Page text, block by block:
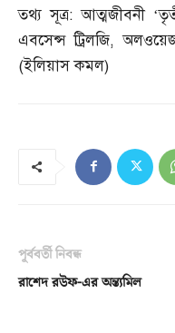
তথ্য সূত্র:আত্মজীবনী
এবসেন্স ট্রিলজি,অলওয়েজ
(ইলিয়াস কমল)
পূর্ববর্তী নিবন্ধ
রাশেদ রউফ-এর অন্ত্যমিল